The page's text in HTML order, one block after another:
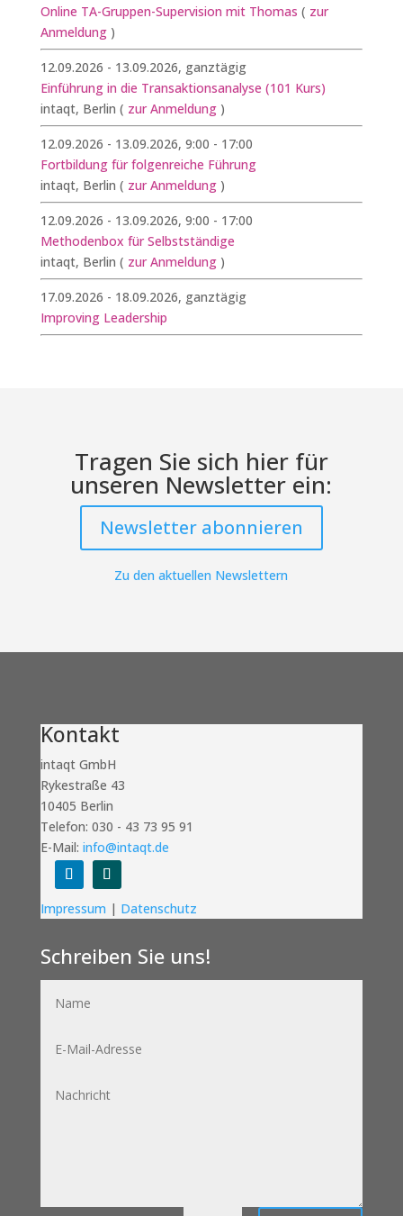
Online TA-Gruppen-Supervision mit Thomas ( zur
Anmeldung)
12.09.2026 - 13.09.2026, ganztägig
Einführung in die Transaktionsanalyse (101 Kurs)
intaqt, Berlin ( zur Anmeldung)
12.09.2026 - 13.09.2026, 9:00 - 17:00
Fortbildung für folgenreiche Führung
intaqt, Berlin ( zur Anmeldung)
12.09.2026 - 13.09.2026, 9:00 - 17:00
Methodenbox für Selbstständige
intaqt, Berlin ( zur Anmeldung)
17.09.2026 - 18.09.2026, ganztägig
Improving Leadership
Tragen Sie sich hier für
unseren Newsletter ein:
Newsletter abonnieren
Zu den aktuellen Newslettern
Kontakt
intaqt GmbH
Rykestraße 43
10405 Berlin
Telefon: 030 - 43 73 95 91
E-Mail: info@intaqt.de
Impressum | Datenschutz
Schreiben Sie uns!
Mail-